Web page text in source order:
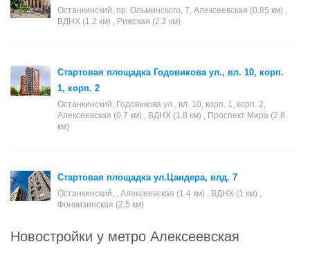
Останкинский, пр. Ольминского, 7, Алексеевская (0.85 км) ,
ВДНХ (1.2 км) , Рижская (2.2 км)
Стартовая площадка Годовикова ул., вл. 10, корп.
1, корп. 2
Останкинский, Годовикова ул., вл. 10, корп. 1, корп. 2,
Алексеевская (0.7 км) , ВДНХ (1.8 км) , Проспект Мира (2.8
км)
Стартовая площадка ул.Цандера, влд. 7
Останкинский, , Алексеевская (1.4 км) , ВДНХ (1 км) ,
Фонвизинская (2.5 км)
Новостройки у метро Алексеевская